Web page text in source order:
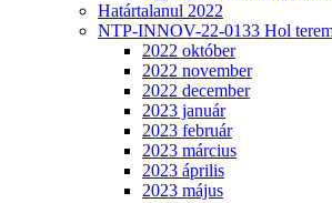
Határtalanul 2022
NTP-INNOV-22-0133 Hol
2022 október
2022 november
2022 december
2023 január
2023 február
2023 március
2023 április
2023 május